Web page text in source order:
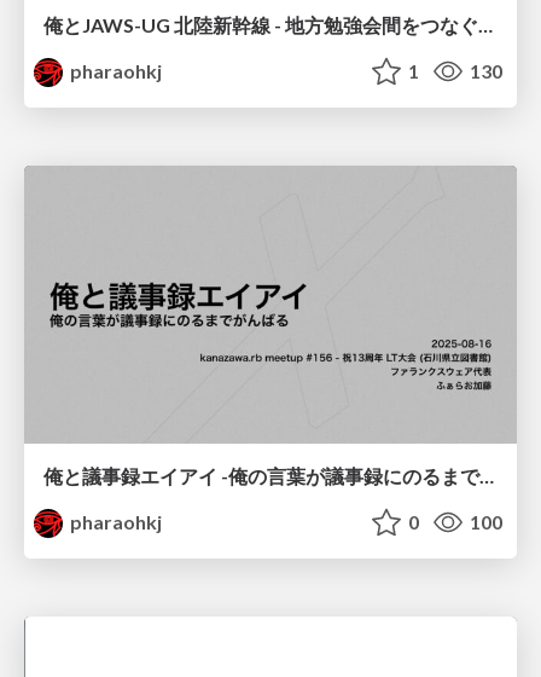
俺とJAWS-UG 北陸新幹線 - 地方勉強会間をつなぐ勉強会開催の内容とその効果 -
pharaohkj
1 130
俺と議事録エイアイ -俺の言葉が議事録にのるまでがんばる-
pharaohkj
0 100